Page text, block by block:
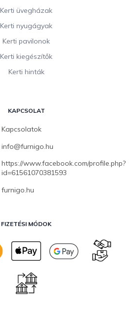
Kerti üvegházak
Kerti nyugágyak
Kerti pavilonok
Kerti kiegészítők
Kerti hinták
KAPCSOLAT
Kapcsolatok
info@furnigo.hu
https://www.facebook.com/profile.php?
id=61561070381593
furnigo.hu
FIZETÉSI MÓDOK